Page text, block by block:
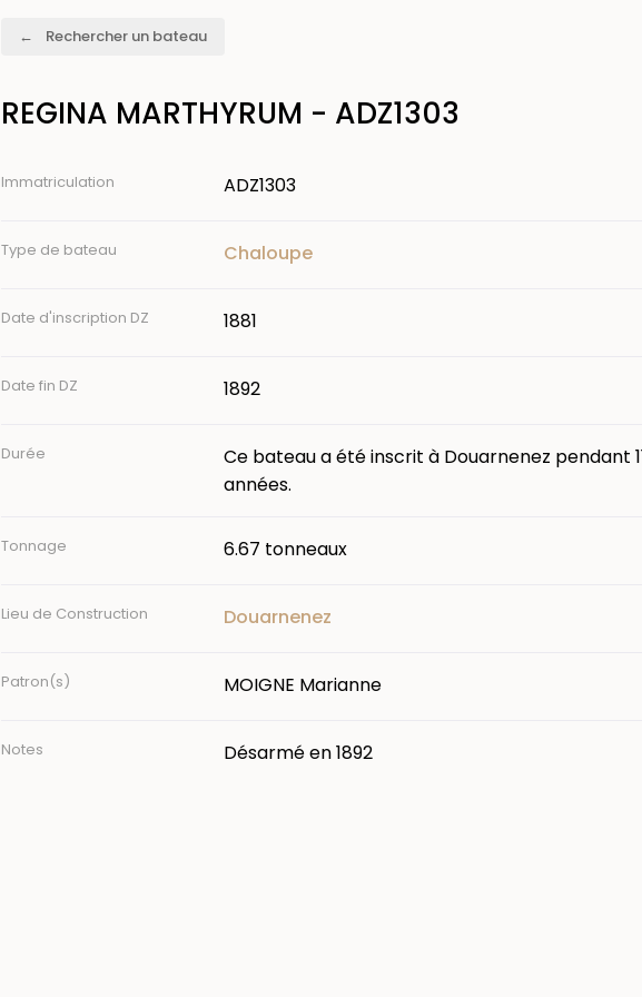
Rechercher un bateau
REGINA MARTHYRUM - ADZ1303
Immatriculation ADZ1303
Type de bateau Chaloupe
Date d'inscription DZ 1881
Date fin DZ 1892
Durée
Ce bateau a été inscrit à Douarnenez pendant
années.
Tonnage 6.67 tonneaux
Lieu de Construction Douarnenez
Patron(s) MOIGNE Marianne
Notes Désarmé en 1892